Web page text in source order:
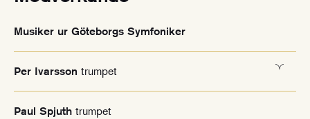
Musiker ur Göteborgs Symfoniker
Per Ivarsson trumpet
Paul Spjuth trumpet